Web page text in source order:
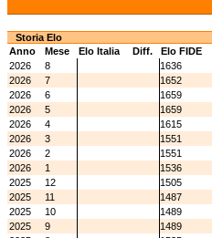
Storia Elo
Anno
Mese Elo Italia Diff. Elo FIDE
2026
8 1636
2026
7 1652
2026
6 1659
2026
5 1659
2026
4 1615
2026
3 1551
2026
2 1551
2026
1 1536
2025
12 1505
2025
11 1487
2025
10 1489
2025
9 1489